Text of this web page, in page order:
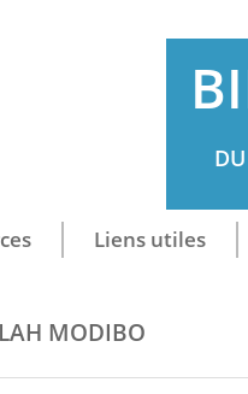
Liens utiles
MODIBO